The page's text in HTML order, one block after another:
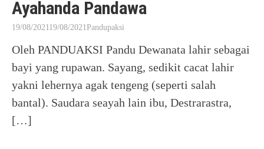
Ayahanda Pandawa
19/08/202119/08/2021Pandupaksi
Oleh PANDUAKSI Pandu Dewanata lahir sebagai
bayi yang rupawan. Sayang, sedikit cacat lahir
yakni lehernya agak tengeng (seperti salah
bantal). Saudara seayah lain ibu, Destrarastra,
[…]